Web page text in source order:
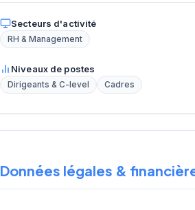
Secteurs d'activité
RH & Management
Niveaux de postes
Dirigeants & C-level Cadres
Données légales &